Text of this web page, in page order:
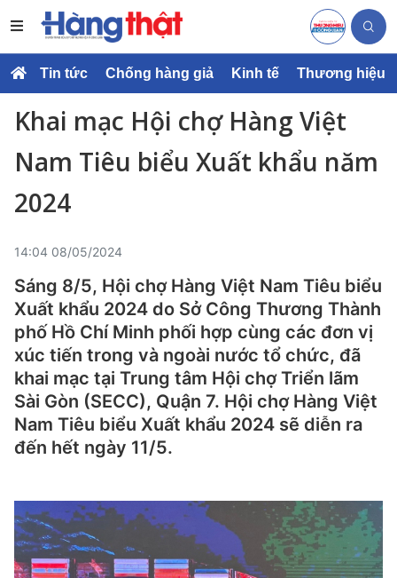
Tin tức Chống hàng giả Kinh tế Thương hiệu
Khai mạc Hội chợ Hàng Việt
Nam Tiêu biểu Xuất khẩu năm
2024
14:04 08/05/2024
Sáng 8/5, Hội chợ Hàng Việt Nam Tiêu biểu
Xuất khẩu 2024 do Sở Công Thương Thành
phố Hồ Chí Minh phối hợp cùng các đơn vị
xúc tiến trong và ngoài nước tổ chức, đã
khai mạc tại Trung tâm Hội chợ Triển lãm
Sài Gòn (SECC), Quận 7. Hội chợ Hàng Việt
Nam Tiêu biểu Xuất khẩu 2024 sẽ diễn ra
đến hết ngày 11/5.